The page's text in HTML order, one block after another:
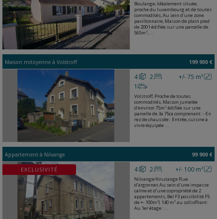
Boulange, Idéalement située,
proche du luxembourg et de toutes
commodités, Au sein d'une zone
pavillonnaire, Maison de plain pied
de 2001 édifiée sur une parcelle de
565m², ...
Maison mitoyenne à Volstroff 199 900 €
+/- 75 m²
4
2
1
Volstroff, Proche de toutes
commodités, Maison jumelée
d'environ 75m² édifiée sur une
parcelle de 3a 75ca comprenant: - En
rez de chaussée : Entrée, cuisine à
vivre équipée ...
Appartement à Nilvange 99 900 €
EXCLUSIVITÉ +/- 100 m²
4 2
Nilvange/Knutange Rue
d'argonnes Au sein d'une impasse
calme et d'une copropriété de 2
appartements, Bel F3 possibilité F5
de +- 100m²( 140 m² au sol) offrant:
Au 1er étage : ...